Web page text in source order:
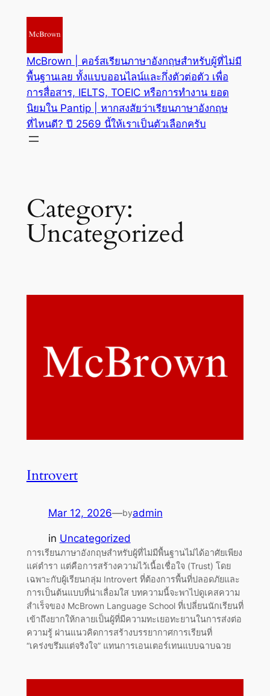
McBrown | คอร์สเรียนภาษาอังกฤษสำหรับผู้ที่ไม่มี
พื้นฐานเลย ทั้งแบบออนไลน์และกึ่งตัวต่อตัว เพื่อ
การสื่อสาร, IELTS, TOEIC หรือการทำงาน ยอด
นิยมใน Pantip | หากสงสัยว่าเรียนภาษาอังกฤษ
ที่ไหนดี? ปี 2569 นี้ให้เราเป็นตัวเลือกครับ
Category:
Uncategorized
Introvert
Mar 12, 2026—byadmin
in Uncategorized
การเรียนภาษาอังกฤษสำหรับผู้ที่ไม่มีพื้นฐานไม่ได้อาศัยเพียง
แค่ตำรา แต่คือการสร้างความไว้เนื้อเชื่อใจ (Trust) โดย
เฉพาะกับผู้เรียนกลุ่ม Introvert ที่ต้องการพื้นที่ปลอดภัยและ
การเป็นต้นแบบที่น่าเลื่อมใส บทความนี้จะพาไปดูเคสความ
สำเร็จของ McBrown Language School ที่เปลี่ยนนักเรียนที่
เข้าถึงยากให้กลายเป็นผู้ที่มีความทะเยอทะยานในการส่งต่อ
ความรู้ ผ่านแนวคิดการสร้างบรรยากาศการเรียนที่
“เคร่งขรึมแต่จริงใจ” แทนการเอนเตอร์เทนแบบฉาบฉวย